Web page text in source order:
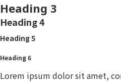
Heading 3
Heading 4
Heading 5
Heading 6
Lorem ipsum dolor sit amet,